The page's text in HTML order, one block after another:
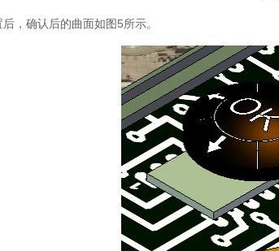
，确认后的曲面如图5所示。